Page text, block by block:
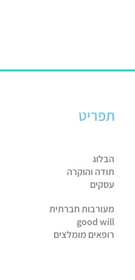
תפריט
הבלוג
תודה והוקרה
עסקים
מעורבות חברתית
good will
רופאים מומלצים